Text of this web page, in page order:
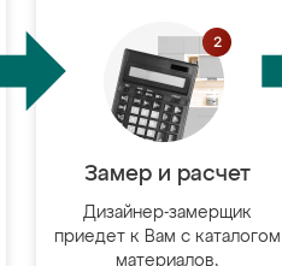
Замер и расчет
Дизайнер-замерщик
приедет к Вам с каталогом
материалов,